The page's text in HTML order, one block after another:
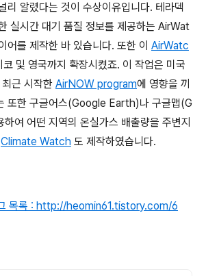
리 알렸다는 것이 수상이유입니다. 테라덱
실시간 대기 품질 정보를 제공하는 AirWat
어를 제작한 바 있습니다. 또한 이 AirWatc
및 영국까지 확장시켰죠. 이 작업은 미국
근 시작한 AirNOW program에 영향을 끼
또한 구글어스(Google Earth)나 구글맵(G
여 어떤 지역의 온실가스 배출량을 주변지
Climate Watch 도 제작하였습니다.
목록 : http://heomin61.tistory.com/6